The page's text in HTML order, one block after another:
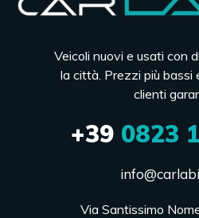
Veicoli nuovi e usati con
la città. Prezzi più bassi
clienti
+390823
Via Santissimo